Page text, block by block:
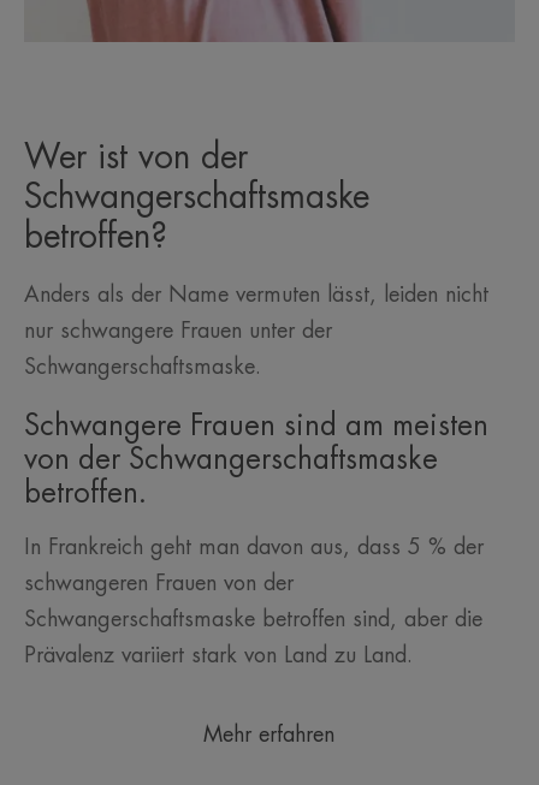
Wer ist von der
Schwangerschaftsmaske
betroffen?
Anders als der Name vermuten lässt, leiden nicht
nur schwangere Frauen unter der
Schwangerschaftsmaske.
Schwangere Frauen sind am meisten
von der Schwangerschaftsmaske
betroffen.
In Frankreich geht man davon aus, dass 5 % der
schwangeren Frauen von der
Schwangerschaftsmaske betroffen sind, aber die
Prävalenz variiert stark von Land zu Land.
Mehr erfahren